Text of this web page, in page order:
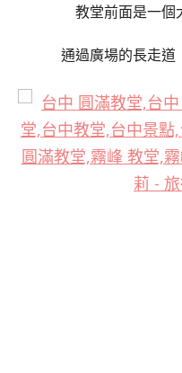
教堂前面是一
通過廣場的長走道